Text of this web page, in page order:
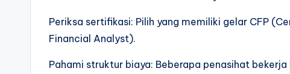
Periksa sertifikasi: Pilih yang memiliki gelar CFP
Financial Analyst).
Pahami struktur biaya: Beberapa penasihat